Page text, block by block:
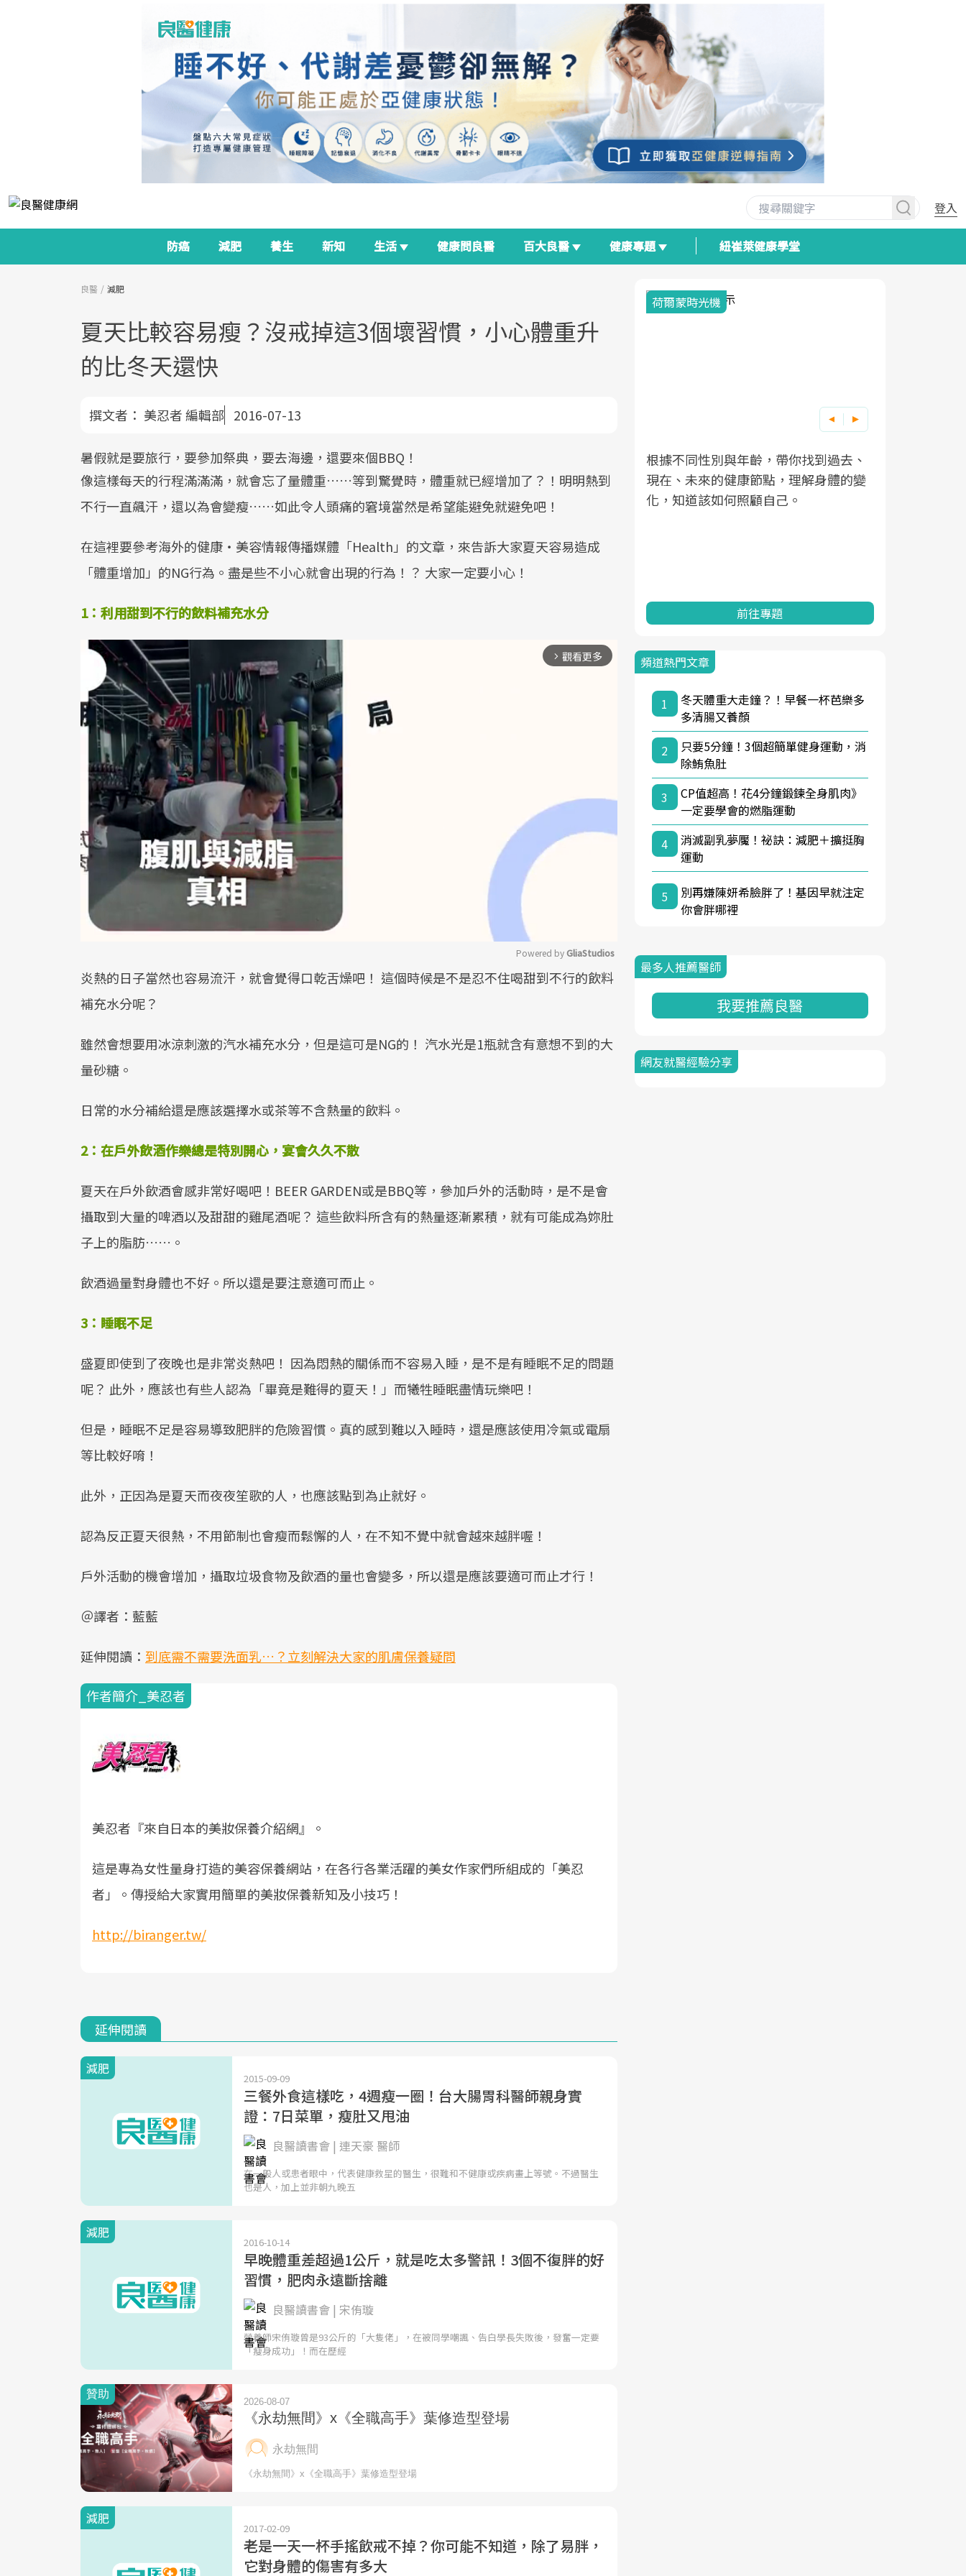
登入
防癌 減肥 養生 新知 生活 健康問良醫 百大良醫 健康專題 紐崔萊健康學堂
良醫 減肥
夏天比較容易瘦？沒戒掉這3個壞習慣，小心體重升
的比冬天還快
撰文者： 美忍者 編輯部 2016-07-13
暑假就是要旅行，要參加祭典，要去海邊，還要來個BBQ！
像這樣每天的行程滿滿滿，就會忘了量體重……等到驚覺時，體重就已經增加了？！明明熱到
不行一直飆汗，還以為會變瘦……如此令人頭痛的窘境當然是希望能避免就避免吧！
在這裡要參考海外的健康・美容情報傳播媒體「Health」的文章，來告訴大家夏天容易造成
「體重增加」的NG行為。盡是些不小心就會出現的行為！？ 大家一定要小心！
1：利用甜到不行的飲料補充水分
arrow_forward_ios 觀看更多
Powered by GliaStudios
炎熱的日子當然也容易流汗，就會覺得口乾舌燥吧！ 這個時候是不是忍不住喝甜到不行的飲料
補充水分呢？
雖然會想要用冰涼刺激的汽水補充水分，但是這可是NG的！ 汽水光是1瓶就含有意想不到的大
量砂糖。
日常的水分補給還是應該選擇水或茶等不含熱量的飲料。
2：在戶外飲酒作樂總是特別開心，宴會久久不散
夏天在戶外飲酒會感非常好喝吧！BEER GARDEN或是BBQ等，參加戶外的活動時，是不是會
攝取到大量的啤酒以及甜甜的雞尾酒呢？ 這些飲料所含有的熱量逐漸累積，就有可能成為妳肚
子上的脂肪……。
飲酒過量對身體也不好。所以還是要注意適可而止。
3：睡眠不足
盛夏即使到了夜晚也是非常炎熱吧！ 因為悶熱的關係而不容易入睡，是不是有睡眠不足的問題
呢？ 此外，應該也有些人認為「畢竟是難得的夏天！」而犧牲睡眠盡情玩樂吧！
但是，睡眠不足是容易導致肥胖的危險習慣。真的感到難以入睡時，還是應該使用冷氣或電扇
等比較好唷！
此外，正因為是夏天而夜夜笙歌的人，也應該點到為止就好。
認為反正夏天很熱，不用節制也會瘦而鬆懈的人，在不知不覺中就會越來越胖喔！
戶外活動的機會增加，攝取垃圾食物及飲酒的量也會變多，所以還是應該要適可而止才行！
＠譯者：藍藍
延伸閱讀： 到底需不需要洗面乳…？立刻解決大家的肌膚保養疑問
作者簡介_美忍者
美忍者『來自日本的美妝保養介紹網』。
這是專為女性量身打造的美容保養網站，在各行各業活躍的美女作家們所組成的「美忍
者」。傳授給大家實用簡單的美妝保養新知及小技巧！
http://biranger.tw/
延伸閱讀
減肥
2015-09-09
三餐外食這樣吃，4週瘦一圈！台大腸胃科醫師親身實
證：7日菜單，瘦肚又甩油
良醫讀書會 | 連天豪 醫師
在一般人或患者眼中，代表健康救星的醫生，很難和不健康或疾病畫上等號。不過醫生
也是人，加上並非朝九晚五
減肥
2016-10-14
早晚體重差超過1公斤，就是吃太多警訊！3個不復胖的好
習慣，肥肉永遠斷捨離
良醫讀書會 | 宋侑璇
營養師宋侑璇曾是93公斤的「大隻佬」，在被同學嘲諷、告白學長失敗後，發奮一定要
「瘦身成功」！而在歷經
減肥
2017-02-09
老是一天一杯手搖飲戒不掉？你可能不知道，除了易胖，
它對身體的傷害有多大
面對超高齡社會的浪潮，台灣正在快速
邁向「健康照護」的新時代。隨著國家
政策如「健康台灣推動委員會」與「長
照3.0」的推進，「預防醫學」已成全民
關注的核心議題。然而，健檢不只是醫
療院所的服務，更是民眾了解自身健康
狀況、啟動健康管理的重要起點。
2025年，就到良醫生活祭體驗「一站式
健康新生活」，從講座、體驗到運動，
全面啟動你的健康革命！
良醫健康網從「換季的身體變化」出
發，透過醫學觀點與日常感受的對話，
建立對亞健康的認知，進而引導實際的
改善行動。
荷爾蒙時光機
根據不同性別與年齡，帶你找到過去、
現在、未來的健康節點，理解身體的變
化，知道該如何照顧自己。
前往專題
頻道熱門文章
1
冬天體重大走鐘？！早餐一杯芭樂多
多清腸又養顏
2
只要5分鐘！3個超簡單健身運動，消
除鮪魚肚
3
CP值超高！花4分鐘鍛鍊全身肌肉》
一定要學會的燃脂運動
4
消滅副乳夢魘！祕訣：減肥＋擴挺胸
運動
5
別再嫌陳妍希臉胖了！基因早就注定
你會胖哪裡
最多人推薦醫師
我要推薦良醫
網友就醫經驗分享